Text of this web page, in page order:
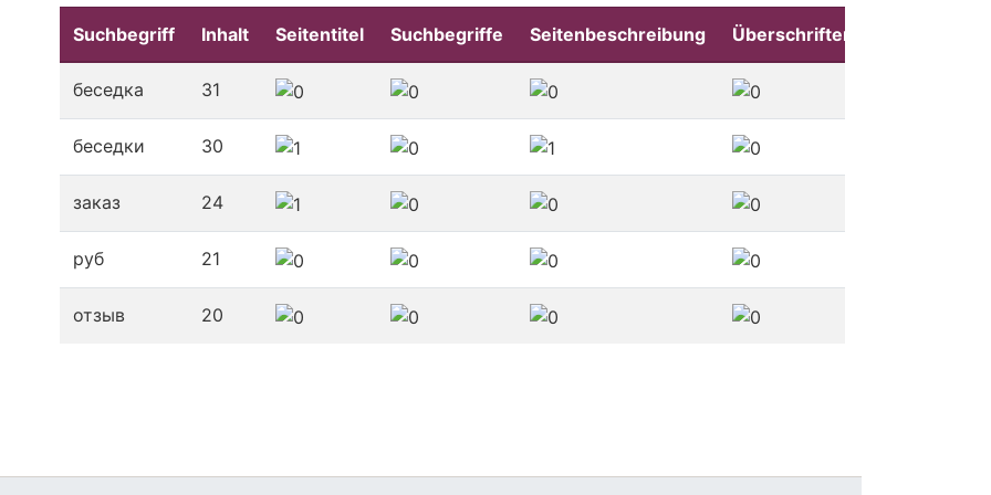
Suchbegriff Inhalt Seitentitel Suchbegriffe Seitenbeschreibung Überschriften
беседка 31
беседки 30
заказ 24
руб 21
отзыв 20